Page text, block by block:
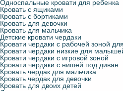
Односпальные кровати для ребенка
Кровать с ящиками
Кровать с бортиками
Кровать для девочки
Кровать для мальчика
Детские кровати чердаки
Кровати чердаки с рабочей зоной
Кровати чердаки низкие для
Кровати чердаки с игровой зоной
Кровати чердаки с нишей под диван
Кровать чердак для мальчика
Кровать чердак для девочки
Кровать для двоих детей